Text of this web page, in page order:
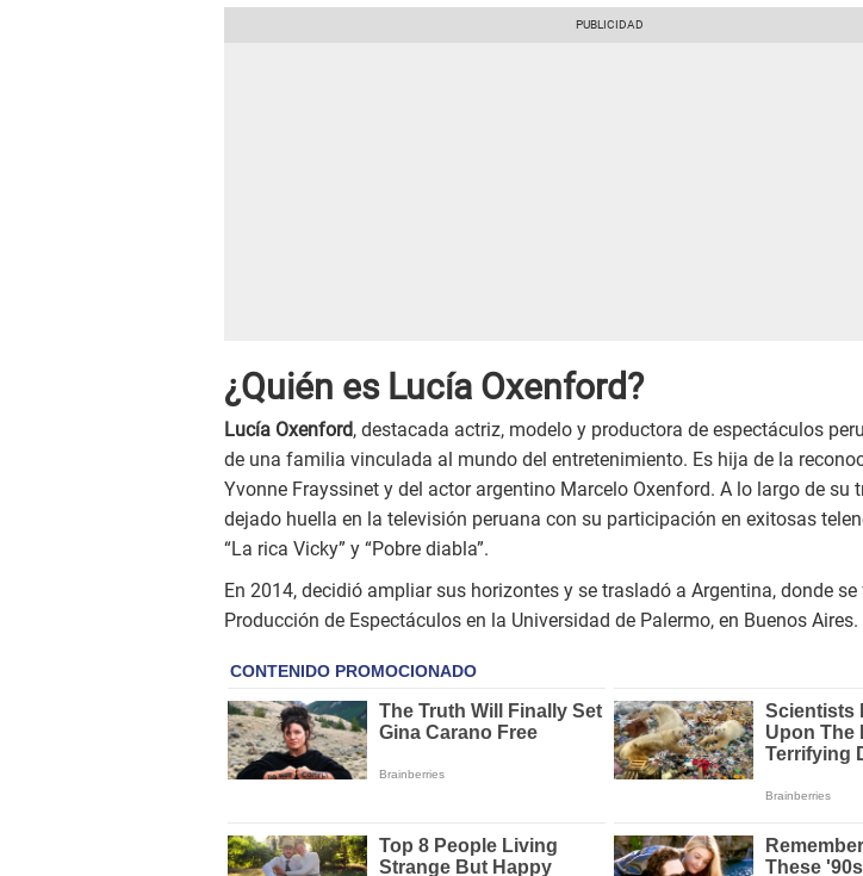
¿Quién es Lucía Oxenford?
Lucía Oxenford, destacada actriz, modelo y productora de espectáculos
de una familia vinculada al mundo del entretenimiento. Es hija de la
Yvonne Frayssinet y del actor argentino Marcelo Oxenford. A lo largo de su
dejado huella en la televisión peruana con su participación en exitosas
“La rica Vicky” y “Pobre diabla”.
En 2014, decidió ampliar sus horizontes y se trasladó a Argentina, donde
Producción de Espectáculos en la Universidad de Palermo, en Buenos Aires.